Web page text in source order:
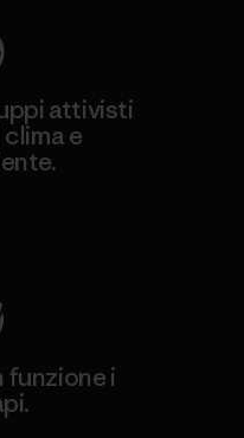
attivisti
e
funzione i